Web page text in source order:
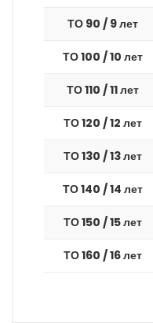
ТО 90 / 9 лет
ТО 100 / 10 лет
ТО 110 / 11 лет
ТО 120 / 12 лет
ТО 130 / 13 лет
ТО 140 / 14 лет
ТО 150 / 15 лет
ТО 160 / 16 лет